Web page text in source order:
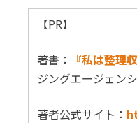
【PR】
著書： 『私は整理
ジングエージェンシ
著者公式サイト：